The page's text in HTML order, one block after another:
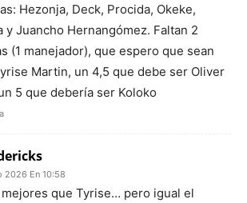
Hezonja, Deck, Procida, Okeke,
y Juancho Hernangómez. Faltan 2
(1 manejador), que espero que sean
Martin, un 4,5 que debe ser Oliver
5 que debería ser Koloko
2026 En 10:58
mejores que Tyrise… pero igual el